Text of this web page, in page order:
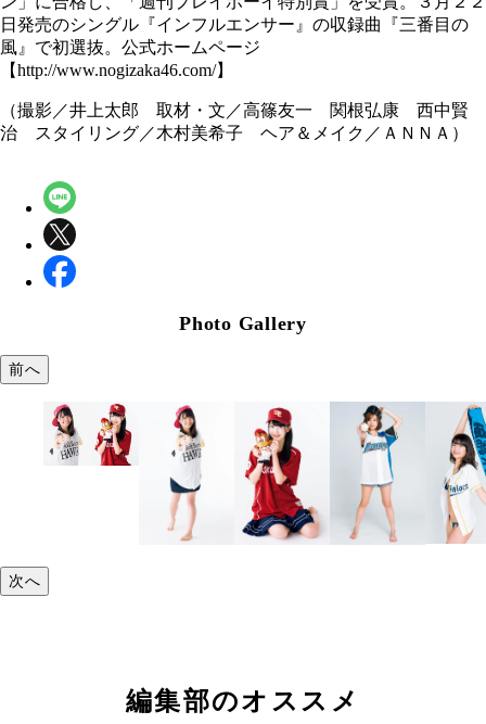
日発売のシングル『インフルエンサー』の収録曲『三番目の
風』で初選抜。公式ホームページ
【http://www.nogizaka46.com/】
（撮影／井上太郎 取材・文／高篠友一 関根弘康 西中賢
治 スタイリング／木村美希子 ヘア＆メイク／ＡＮＮＡ）
Photo Gallery
前へ
次へ
編集部のオススメ